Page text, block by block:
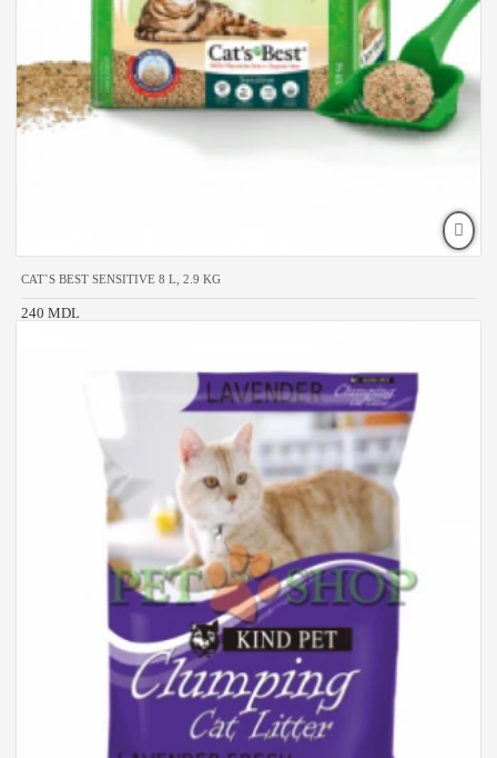
CAT`S BEST SENSITIVE 8 L, 2.9 KG
240 MDL